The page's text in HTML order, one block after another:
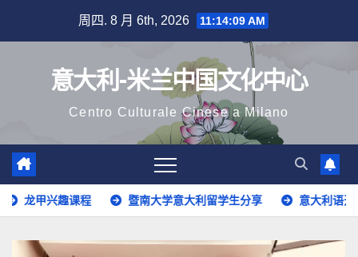
周四. 8 月 6th, 2026 11:14:11 AM
意大利-米兰中国文化中心
Centro Culturale Cinese a Milano
暨南大学意大利留学生分享 意大利语开班啦！ 华人学